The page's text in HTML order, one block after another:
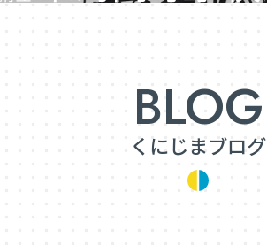
くにじまブログ